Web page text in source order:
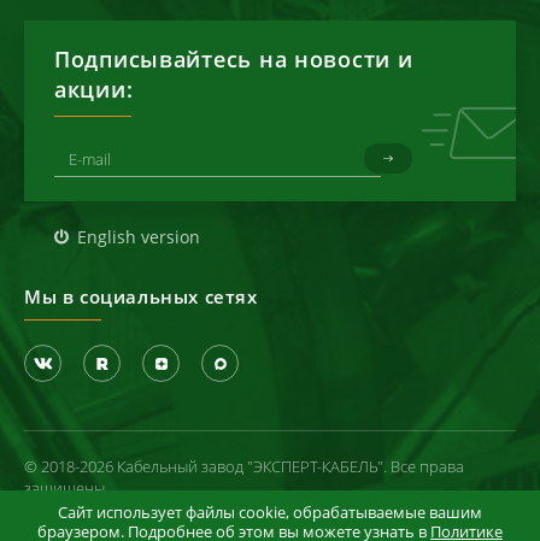
Подписывайтесь на новости и
акции:
English version
Мы в социальных сетях
© 2018-2026 Кабельный завод "ЭКСПЕРТ-КАБЕЛЬ". Все права
защищены
Политика конфиденциальности
Сайт использует файлы cookie, обрабатываемые вашим
браузером. Подробнее об этом вы можете узнать в Политике